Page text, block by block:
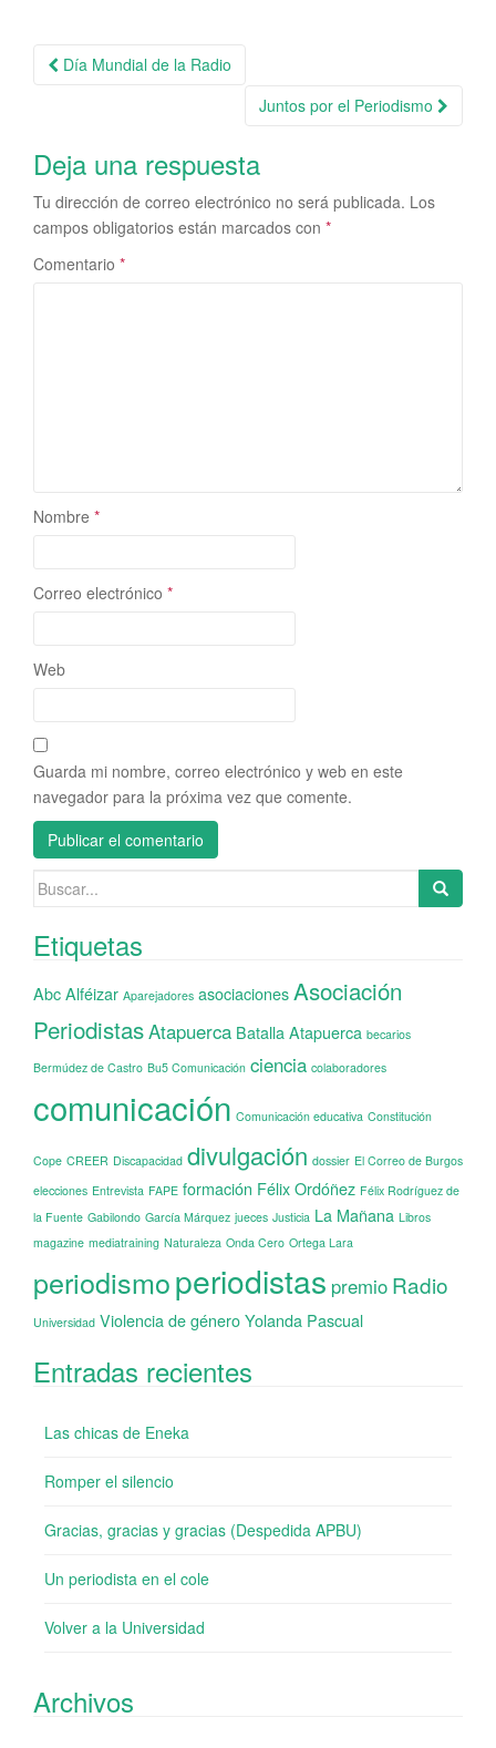
Navegación
entrada
Día Mundial de la Radio
Juntos por el Periodismo
Deja una respuesta
Tu dirección de correo electrónico no será publicada. Los
campos obligatorios están marcados con *
Comentario *
Nombre *
Correo electrónico *
Web
Guarda mi nombre, correo electrónico y web en este
navegador para la próxima vez que comente.
Buscar:
Etiquetas
AbcAlféizar Aparejadores asociacionesAsociación
PeriodistasAtapuerca Batalla Atapuerca becarios
Bermúdez de Castro Bu5 Comunicación ciencia colaboradores
comunicación Comunicación educativa Constitución
Cope CREER Discapacidad divulgación dossier El Correo de Burgos
elecciones Entrevista FAPE formación Félix Ordóñez Félix Rodríguez de
la Fuente Gabilondo García Márquez jueces Justicia La Mañana Libros
magazine mediatraining Naturaleza Onda Cero Ortega Lara
periodismoperiodistas premio Radio
Universidad Violencia de géneroYolanda Pascual
Entradas recientes
Las chicas de Eneka
Romper el silencio
Gracias, gracias y gracias (Despedida APBU)
Un periodista en el cole
Volver a la Universidad
Archivos